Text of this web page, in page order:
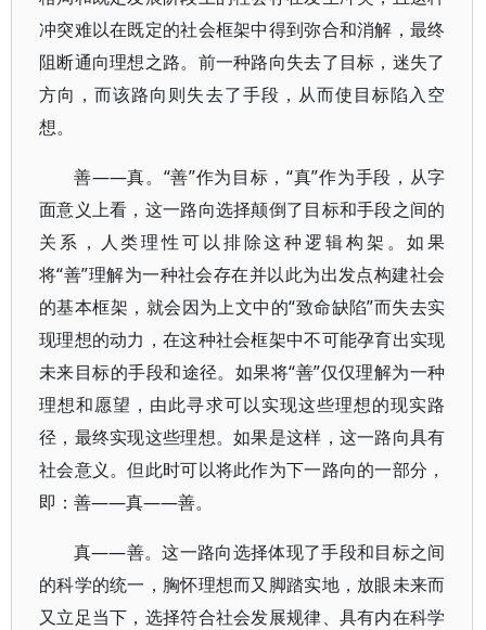
冲突难以在既定的社会框架中得到弥合和消解，最终
阻断通向理想之路。前一种路向失去了目标，迷失了
方向，而该路向则失去了手段，从而使目标陷入空
想。
善——真。“善”作为目标，“真”作为手段，从字
面意义上看，这一路向选择颠倒了目标和手段之间的
关系，人类理性可以排除这种逻辑构架。如果
将“善”理解为一种社会存在并以此为出发点构建社会
的基本框架，就会因为上文中的“致命缺陷”而失去实
现理想的动力，在这种社会框架中不可能孕育出实现
未来目标的手段和途径。如果将“善”仅仅理解为一种
理想和愿望，由此寻求可以实现这些理想的现实路
径，最终实现这些理想。如果是这样，这一路向具有
社会意义。但此时可以将此作为下一路向的一部分，
即：善——真——善。
真——善。这一路向选择体现了手段和目标之间
的科学的统一，胸怀理想而又脚踏实地，放眼未来而
又立足当下，选择符合社会发展规律、具有内在科学